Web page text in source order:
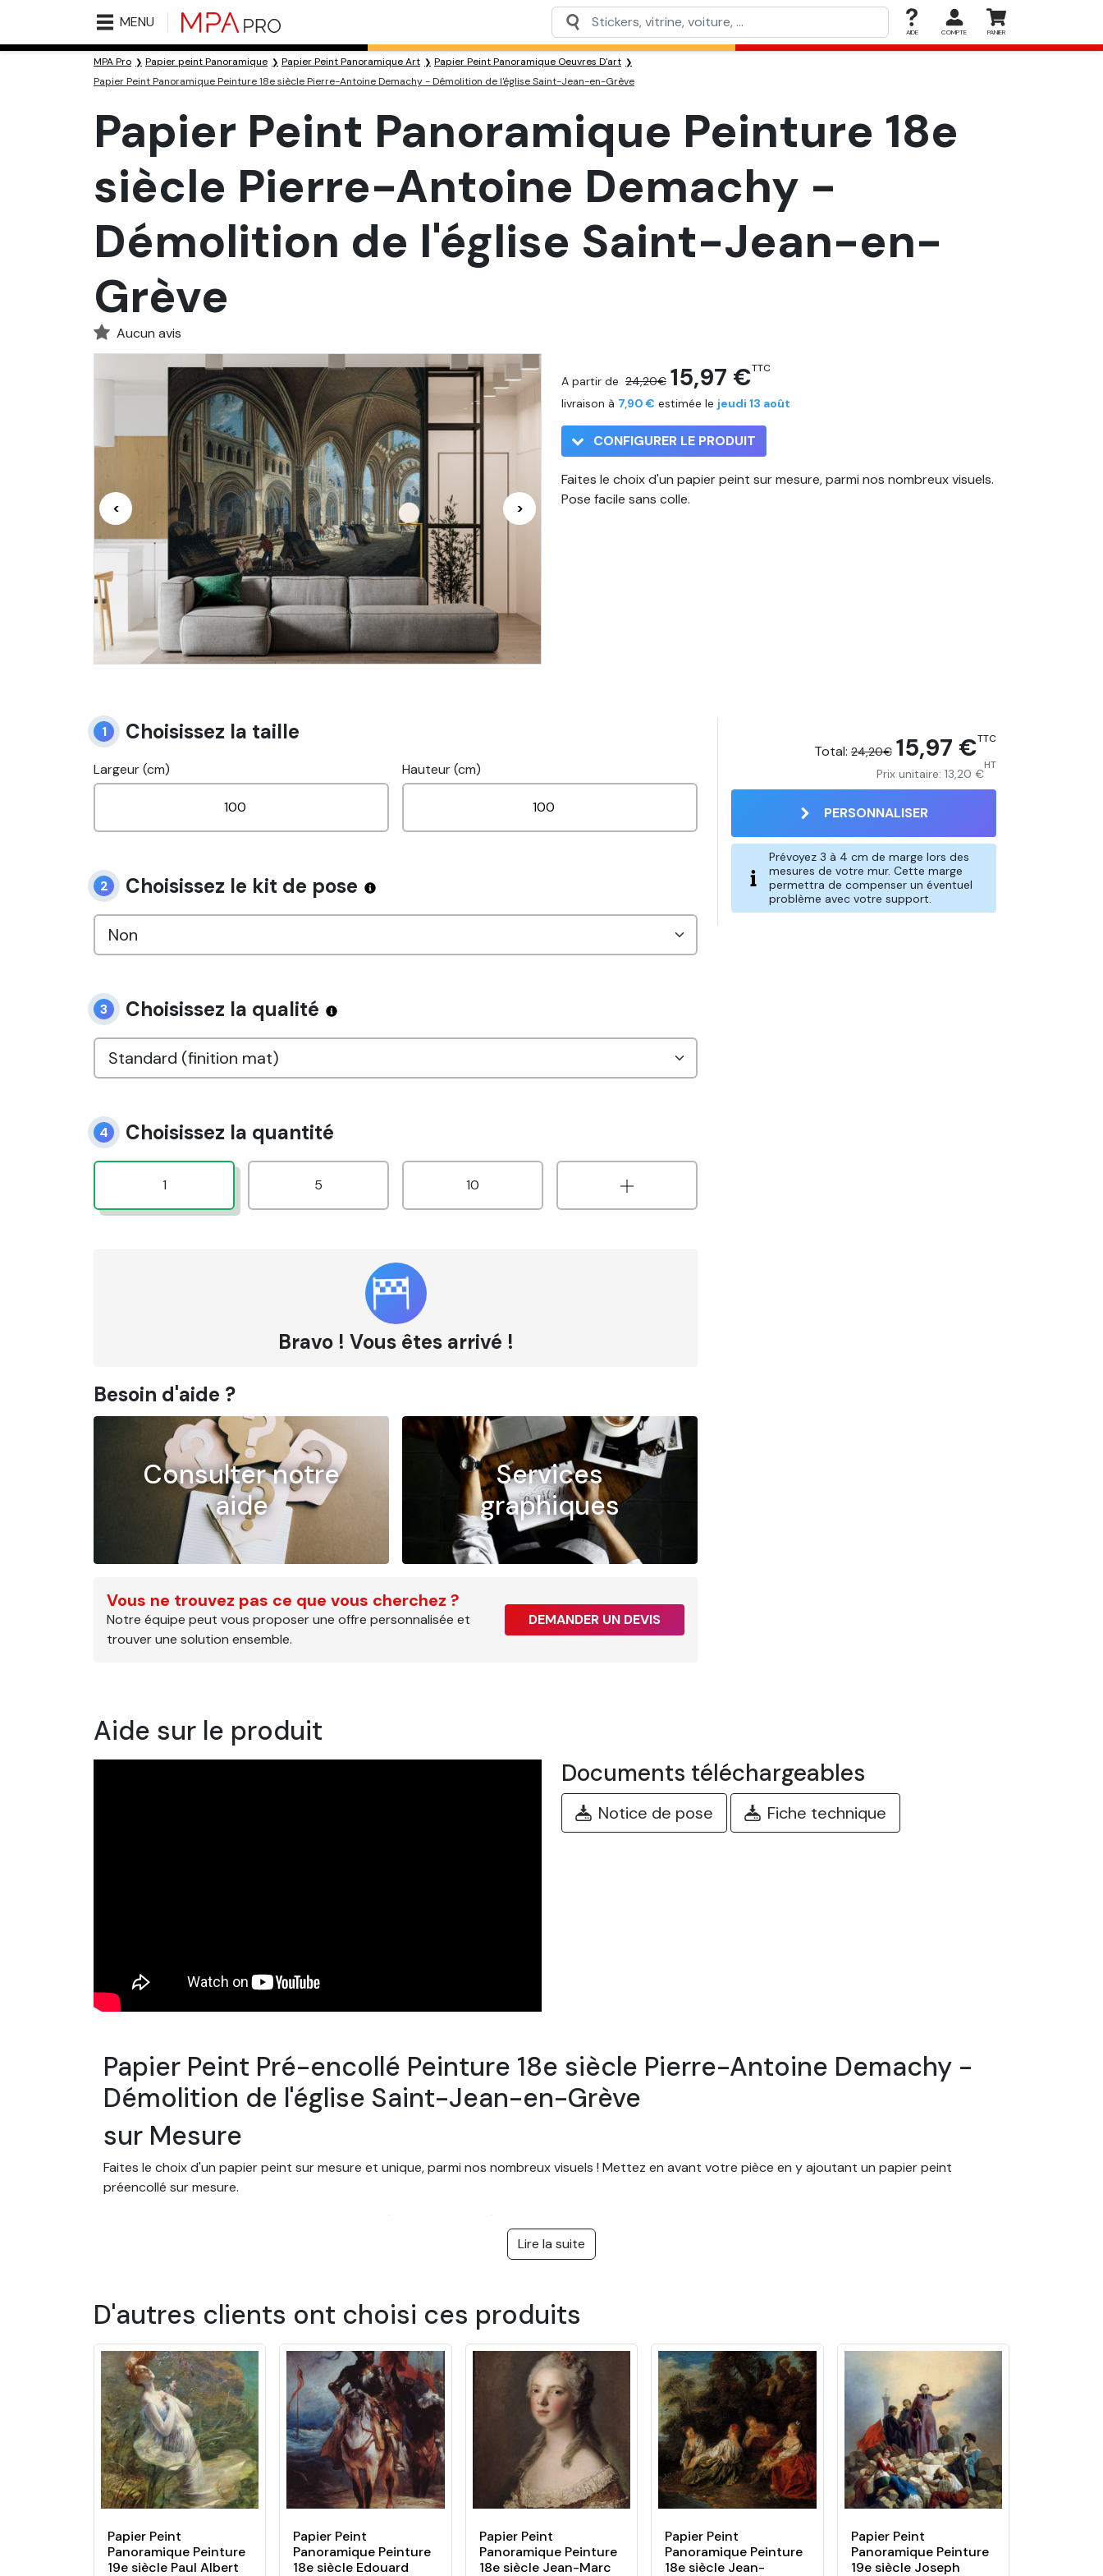
MENU
AIDE COMPTE PANIER
MPA Pro Papier peint Panoramique Papier Peint Panoramique Art
Papier Peint Panoramique Oeuvres D'art
Papier Peint Panoramique Peinture 18e siècle Pierre-Antoine Demachy - Démolition de l'église Saint-Jean-en-Grève
Papier Peint Panoramique Peinture 18e
siècle Pierre-Antoine Demachy -
Démolition de l'église Saint-Jean-en-
Grève
Aucun avis
< >
A partir de 24,20€ 15,97 €TTC
livraison à 7,90 € estimée le jeudi 13 août
CONFIGURER LE PRODUIT
Faites le choix d'un papier peint sur mesure, parmi nos nombreux visuels.
Pose facile sans colle.
1 Choisissez la taille
Largeur (cm) Hauteur (cm)
2 Choisissez le kit de pose
3 Choisissez la qualité
4 Choisissez la quantité
1 5 10
Bravo ! Vous êtes arrivé !
Besoin d'aide ?
Consulter notre
aide
Services
graphiques
Vous ne trouvez pas ce que vous cherchez ?
Notre équipe peut vous proposer une offre personnalisée et
trouver une solution ensemble.
DEMANDER UN DEVIS
Total: 24,20€ 15,97 €TTC
Prix unitaire: 13,20 €
HT
PERSONNALISER
Prévoyez 3 à 4 cm de marge lors des
mesures de votre mur. Cette marge
permettra de compenser un éventuel
problème avec votre support.
Aide sur le produit
Documents téléchargeables
Notice de pose Fiche technique
Papier Peint Pré-encollé Peinture 18e siècle Pierre-Antoine Demachy -
Démolition de l'église Saint-Jean-en-Grève
sur Mesure
Faites le choix d'un papier peint sur mesure et unique, parmi nos nombreux visuels ! Mettez en avant votre pièce en y ajoutant un papier peint
préencollé sur mesure.
Des centaines de modèles différents
Choisissez parmi notre large gamme de papiers peints adhésifs facile à poser sur le thème Jungle tropical, nature, fantastique, enfant, texture,
Des papiers peints sur mesure avec pose facile
Nos papiers peints sont conçus pour s'adapter à toutes les pièces et se poser facilement. Vous pouvez ainsi commandez votre papier peint sur
mesure, en fonction des dimensions de votre mur ou de votre pièce. La pose se fait facilement et sans besoin de colle ! Nos papiers peints sont tous
préencollés. Ce papier peint se distingue encore par sa durabilité, qui peut atteindre plus de 20 ans en intérieur.
Les avantages de notre papier peint
Pose facile sans colle, il suffit d’humidifier le dos du visuel
Ne contiens pas de PVC et donc plus respectueux de l’environnement
Garanti sans odeurs
Lire la suite
D'autres clients ont choisi ces produits
Papier Peint
Panoramique Peinture
19e siècle Paul Albert
Papier Peint
Panoramique Peinture
18e siècle Edouard
Papier Peint
Panoramique Peinture
18e siècle Jean-Marc
Papier Peint
Panoramique Peinture
18e siècle Jean-
Papier Peint
Panoramique Peinture
19e siècle Joseph